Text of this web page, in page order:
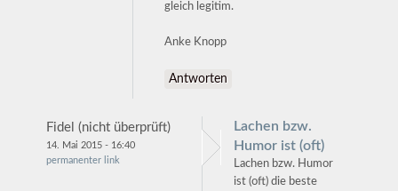
gleich legitim.
Anke Knopp
Antworten
Fidel (nicht überprüft)
14. Mai 2015 - 16:40
permanenter link
Lachen bzw.
Humor ist (oft)
Lachen bzw. Humor
ist (oft) die beste